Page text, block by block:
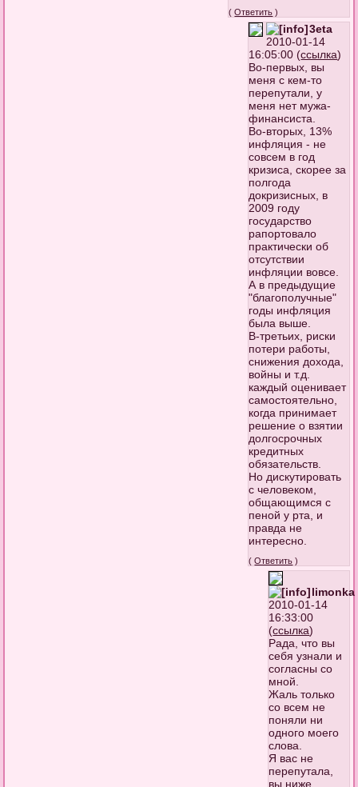
(Ответить )
3eta
2010-01-14
16:05:00 (ссылка)
Во-первых, вы
меня с кем-то
перепутали, у
меня нет мужа-
финансиста.
Во-вторых, 13%
инфляция - не
совсем в год
кризиса, скорее за
полгода
докризисных, в
2009 году
государство
рапортовало
практически об
отсутствии
инфляции вовсе.
А в предыдущие
"благополучные"
годы инфляция
была выше.
В-третьих, риски
потери работы,
снижения дохода,
войны и т.д.
каждый оценивает
самостоятельно,
когда принимает
решение о взятии
долгосрочных
кредитных
обязательств.
Но дискутировать
с человеком,
общающимся с
пеной у рта, и
правда не
интересно.
(Ответить )
limonka
2010-01-14
16:33:00
(ссылка)
Рада, что вы
себя узнали и
согласны со
мной.
Жаль только
со всем не
поняли ни
одного моего
слова.
Я вас не
перепутала,
вы ниже